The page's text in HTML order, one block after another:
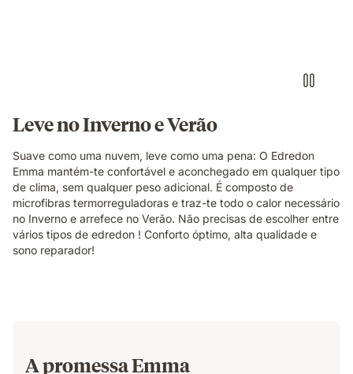
Leve no Inverno e Verão
Suave como uma nuvem, leve como uma pena: O Edredon
Emma mantém-te confortável e aconchegado em qualquer tipo
de clima, sem qualquer peso adicional. É composto de
microfibras termorreguladoras e traz-te todo o calor necessário
no Inverno e arrefece no Verão. Não precisas de escolher entre
vários tipos de edredon ! Conforto óptimo, alta qualidade e
sono reparador!
A promessa Emma